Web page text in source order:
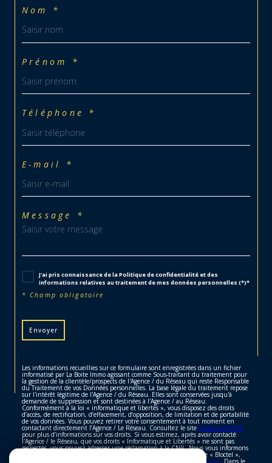
Nom *
Prénom *
Téléphone *
E-mail *
Message *
J'ai pris connaissance de la Politique de confidentialité et des
informations relatives au traitement de mes données personnelles (*)*
* Champ obligatoire
Envoyer
Les informations recueillies sur ce formulaire sont enregistrées dans un fichier
informatisé par La Boite Immo agissant comme Sous-traitant du traitement pour
la gestion de la clientèle/prospects de l'Agence / du Réseau qui reste Responsable
du Traitement de vos Données personnelles. La base légale du traitement repose
sur l'intérêt légitime de l'Agence / du Réseau. Elles sont conservées jusqu'à
demande de suppression et sont destinées à l'Agence / au Réseau.
Conformément à la loi « informatique et libertés », vous disposez des droits
d’accès, de rectification, d’effacement, d’opposition, de limitation et de portabilité
de vos données. Vous pouvez retirer votre consentement à tout moment en
contactant directement l’Agence / Le Réseau. Consultez le site https://cnil.fr/fr
pour plus d’informations sur vos droits. Si vous estimez, après avoir contacté
l'Agence / le Réseau, que vos droits « Informatique et Libertés » ne sont pas
respectés, vous pouvez adresser une réclamation à la CNIL. Nous vous informons
de l’existence de la liste d'opposition au démarchage téléphonique « Bloctel »,
https://www.bloctel.gouv.fr . Dans le